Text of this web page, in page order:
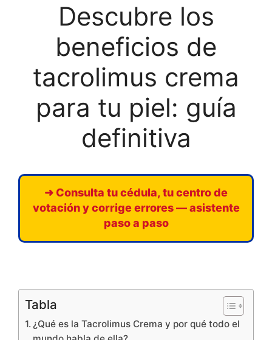
Descubre los
beneficios de
tacrolimus crema
para tu piel: guía
definitiva
➜ Consulta tu cédula, tu centro de
votación y corrige errores — asistente
paso a paso
Tabla
¿Qué es la Tacrolimus Crema y por qué todo el